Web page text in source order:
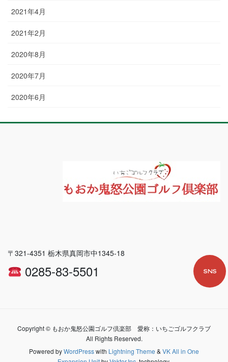
2021年4月
2021年2月
2020年8月
2020年7月
2020年6月
〒321-4351 栃木県真岡市中1345-18
0285-83-5501 SNS
Copyright © もおか鬼怒公園ゴルフ倶楽部 愛称：いちごゴルフクラブ
All Rights Reserved.
Powered byWordPresswith Lightning Theme & VK All in One